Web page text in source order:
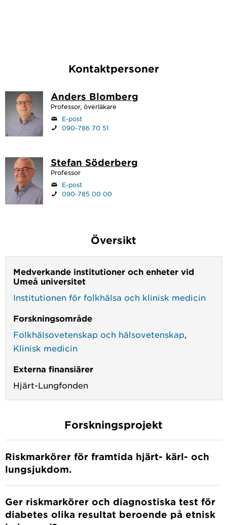
Kontaktpersoner
Anders Blomberg
Professor, överläkare
E-post
090-786 70 51
Stefan Söderberg
Professor
E-post
090-785 00 00
Översikt
Medverkande institutioner och enheter vid
Umeå universitet
Institutionen för folkhälsa och klinisk medicin
Forskningsområde
Folkhälsovetenskap och hälsovetenskap,
Klinisk medicin
Externa finansiärer
Hjärt-Lungfonden
Forskningsprojekt
Riskmarkörer för framtida hjärt- kärl- och
lungsjukdom.
Ger riskmarkörer och diagnostiska test för
diabetes olika resultat beroende på etnisk